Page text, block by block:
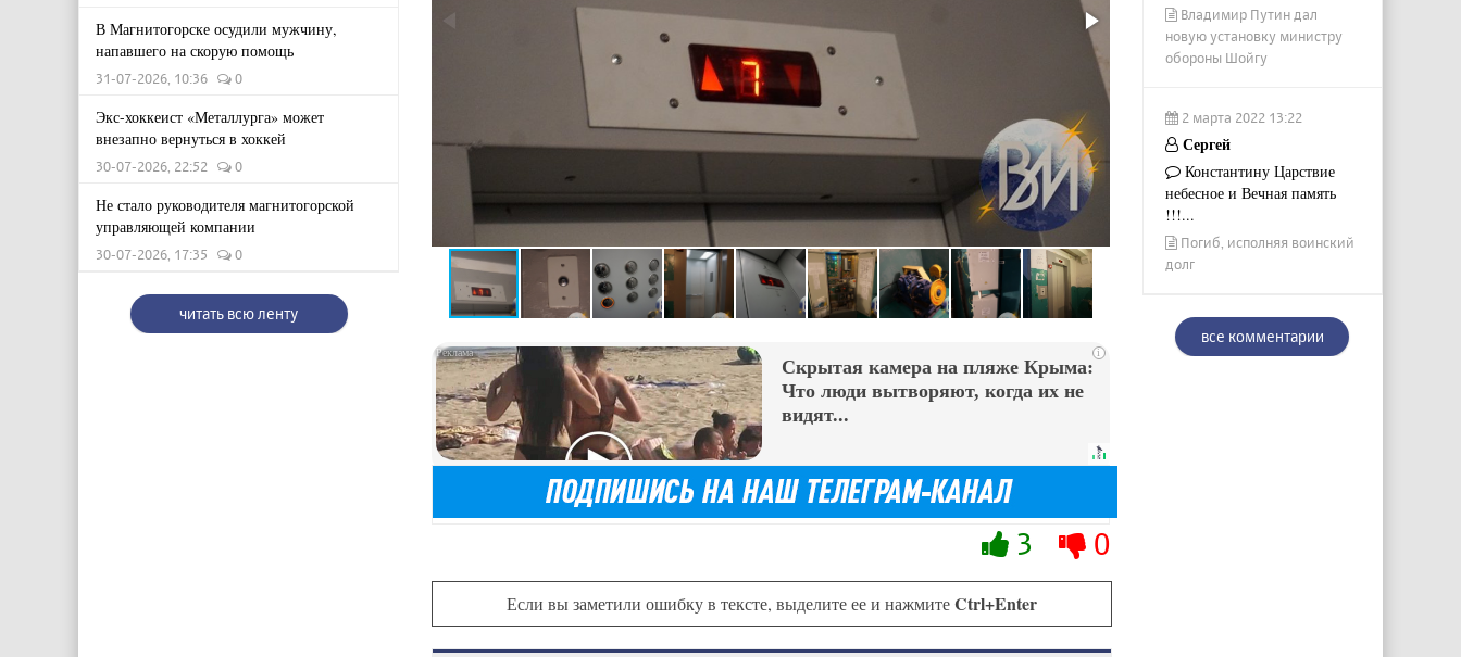
В Магнитогорске осудили мужчину,
напавшего на скорую помощь
31-07-2026, 10:36 0
Экс-хоккеист «Металлурга» может
внезапно вернуться в хоккей
30-07-2026, 22:52 0
Не стало руководителя магнитогорской
управляющей компании
30-07-2026, 17:35 0
читать всю ленту
i
Скрытая камера на пляже Крыма:
Что люди вытворяют, когда их не
видят...
3 0
Если вы заметили ошибку в тексте, выделите ее и нажмитеCtrl+Enter
Владимир Путин дал
новую установку министру
обороны Шойгу
2 марта 2022 13:22
Сергей
Константину Царствие
небесное и Вечная память
!!!...
Погиб, исполняя воинский
долг
все комментарии